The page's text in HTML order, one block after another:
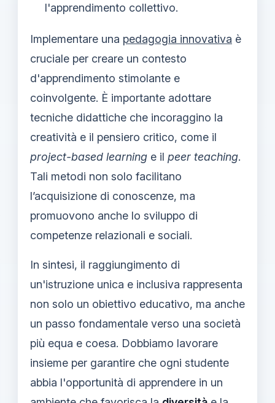
l'apprendimento collettivo.
Implementare una pedagogia innovativa è
cruciale per creare un contesto
d'apprendimento stimolante e
coinvolgente. È importante adottare
tecniche didattiche che incoraggino la
creatività e il pensiero critico, come il
project-based learning e il peer teaching.
Tali metodi non solo facilitano
l’acquisizione di conoscenze, ma
promuovono anche lo sviluppo di
competenze relazionali e sociali.
In sintesi, il raggiungimento di
un'istruzione unica e inclusiva rappresenta
non solo un obiettivo educativo, ma anche
un passo fondamentale verso una società
più equa e coesa. Dobbiamo lavorare
insieme per garantire che ogni studente
abbia l'opportunità di apprendere in un